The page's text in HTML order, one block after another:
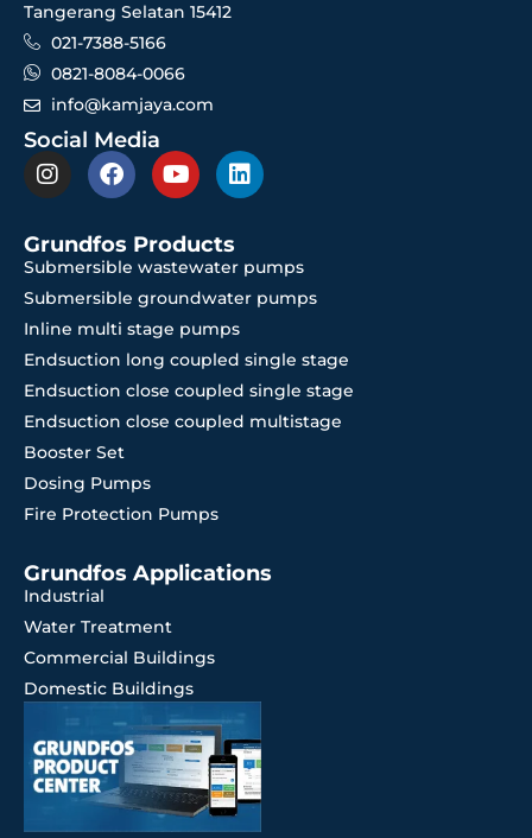
Tangerang Selatan 15412
021-7388-5166
0821-8084-0066
info@kamjaya.com
Social Media
Grundfos Products
Submersible wastewater pumps
Submersible groundwater pumps
Inline multi stage pumps
Endsuction long coupled single stage
Endsuction close coupled single stage
Endsuction close coupled multistage
Booster Set
Dosing Pumps
Fire Protection Pumps
Grundfos Applications
Industrial
Water Treatment
Commercial Buildings
Domestic Buildings